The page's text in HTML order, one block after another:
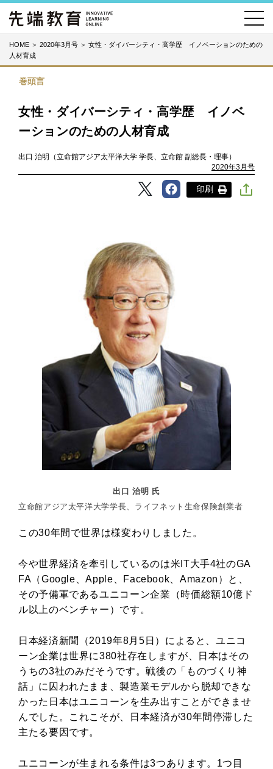
HOME ＞ 2020年3月号 ＞ 女性・ダイバーシティ・高学歴 イノベーションのための
人材育成
巻頭言
女性・ダイバーシティ・高学歴 イノベ
ーションのための人材育成
出口 治明（立命館アジア太平洋大学 学長、立命館 副総長・理事）
2020年3月号
印刷
出口 治明 氏
立命館アジア太平洋大学学長、ライフネット生命保険創業者
この30年間で世界は様変わりしました。
今や世界経済を牽引しているのは米IT大手4社のGA
FA（Google、Apple、Facebook、Amazon）と、
その予備軍であるユニコーン企業（時価総額10億ド
ル以上のベンチャー）です。
日本経済新聞（2019年8月5日）によると、ユニコ
ーン企業は世界に380社存在しますが、日本はその
うちの3社のみだそうです。戦後の「ものづくり神
話」に囚われたまま、製造業モデルから脱却できな
かった日本はユニコーンを生み出すことができませ
んでした。これこそが、日本経済が30年間停滞した
主たる要因です。
ユニコーンが生まれる条件は3つあります。1つ目